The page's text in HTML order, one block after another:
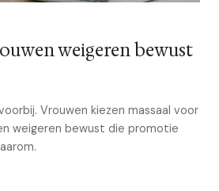
weigeren bewust
Vrouwen kiezen massaal voor
weigeren bewust die promotie